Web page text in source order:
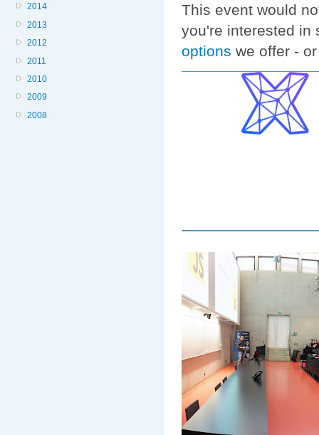
2014
2013
2012
2011
2010
2009
2008
This event would
you're interested in
options we offer -